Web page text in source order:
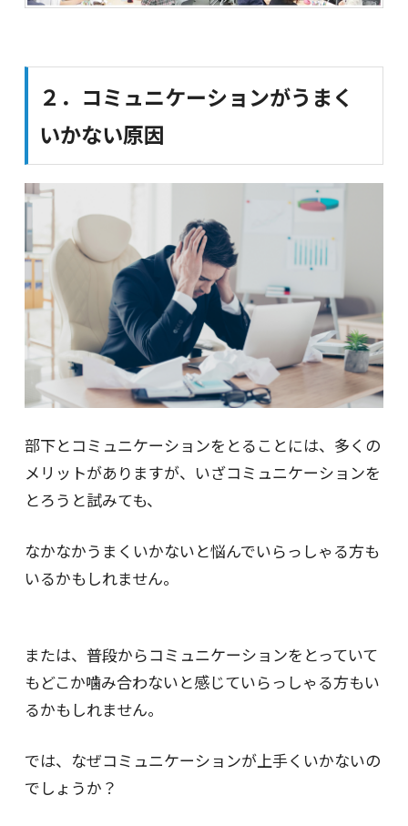
２．コミュニケーションがうまく
いかない原因
部下とコミュニケーションをとることには、多くの
メリットがありますが、いざコミュニケーションを
とろうと試みても、
なかなかうまくいかないと悩んでいらっしゃる方も
いるかもしれません。
または、普段からコミュニケーションをとっていて
もどこか噛み合わないと感じていらっしゃる方もい
るかもしれません。
では、なぜコミュニケーションが上手くいかないの
でしょうか？